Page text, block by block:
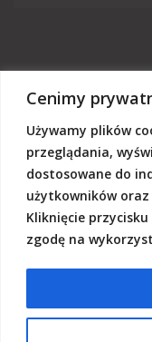
Cenimy
Używamy plików
przeglądania,
dostosowane do
użytkowników
Kliknięcie
zgodę na
„Akcent” jest
budżetowych oraz
Wschodnia Fundacja
Nr rachunku:
(z dopiskiem:
Fundacji Kultury